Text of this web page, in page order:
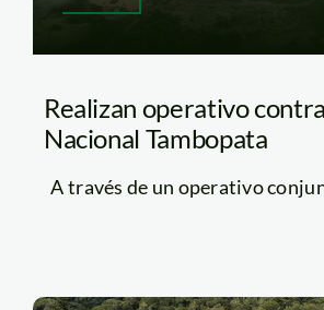
Realizan operativo
Nacional Tambopata
A través de un operativo